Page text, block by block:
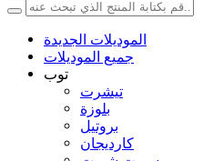
الموديلات الجديدة
جميع الموديلات
توب
تيشرت
بلوزة
بروتيل
كارديجان